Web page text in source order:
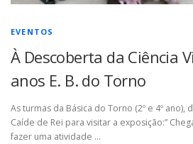
EVENTOS
À Descoberta da Ciência
anos E. B. do Torno
As turmas da Básica do Torno (2º e 4º ano),
Caíde de Rei para visitar a exposição:”
fazer uma atividade …